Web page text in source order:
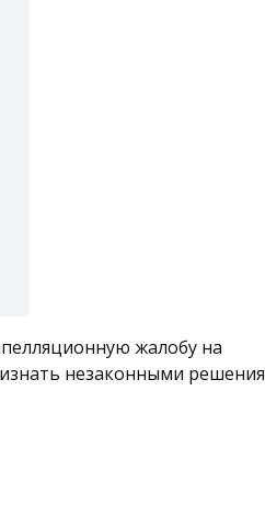
жалобу на
незаконными решения